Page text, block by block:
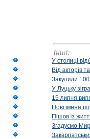
Інші:
У столиці
Від акторів
Закупили
У Луцьку
15 липня
Нові імена
Пішов із
Згадуємо